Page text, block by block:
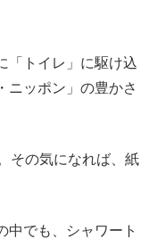
「トイレ」に駆け込
ニッポン」の豊かさ
その気になれば、紙
でも、シャワート